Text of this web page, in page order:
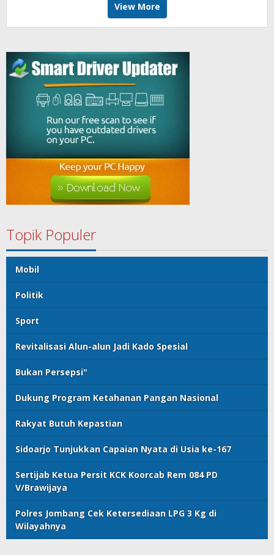
View More
Topik Populer
Mobil
Politik
Sport
Revitalisasi Alun-alun Jadi Kado Spesial
Bukan Persepsi"
Dukung Program Ketahanan Pangan Nasional
Rakyat Butuh Kepastian
Sidoarjo Tunjukkan Capaian Nyata di Usia ke-167
Sertijab Ketua Persit KCK Koorcab Rem 084 PD
V/Brawijaya
Polres Jombang Cek Ketersediaan LPG 3 Kg di
Wilayahnya